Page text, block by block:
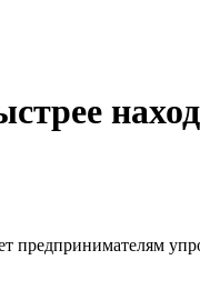
предпринимателям